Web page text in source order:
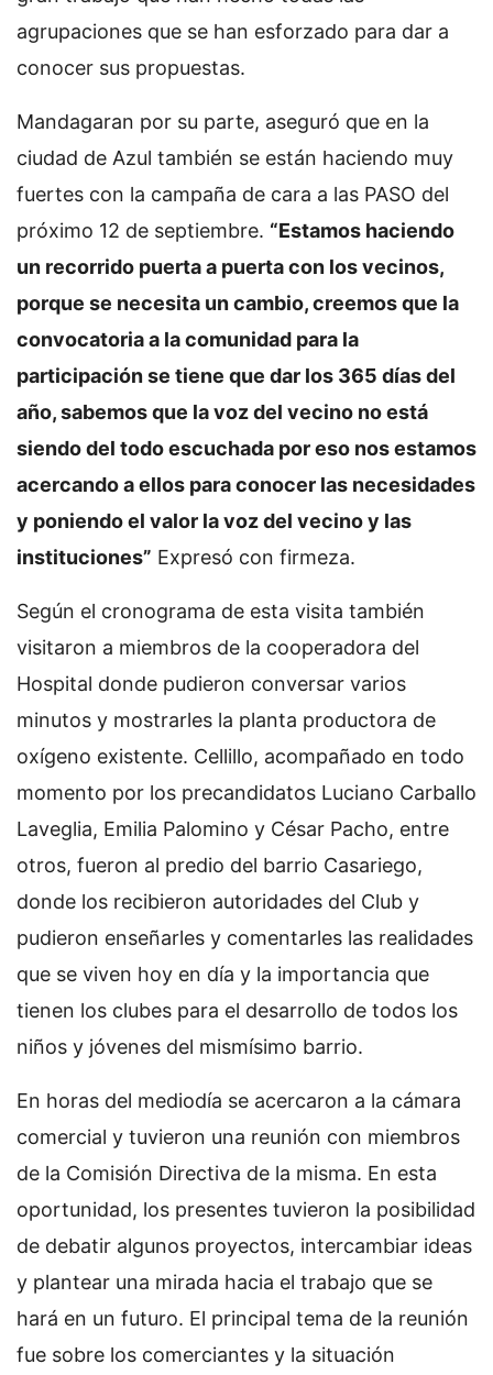
agrupaciones que se han esforzado para dar a
conocer sus propuestas.
Mandagaran por su parte, aseguró que en la
ciudad de Azul también se están haciendo muy
fuertes con la campaña de cara a las PASO del
próximo 12 de septiembre. “Estamos haciendo
un recorrido puerta a puerta con los vecinos,
porque se necesita un cambio, creemos que la
convocatoria a la comunidad para la
participación se tiene que dar los 365 días del
año, sabemos que la voz del vecino no está
siendo del todo escuchada por eso nos estamos
acercando a ellos para conocer las necesidades
y poniendo el valor la voz del vecino y las
instituciones” Expresó con firmeza.
Según el cronograma de esta visita también
visitaron a miembros de la cooperadora del
Hospital donde pudieron conversar varios
minutos y mostrarles la planta productora de
oxígeno existente. Cellillo, acompañado en todo
momento por los precandidatos Luciano Carballo
Laveglia, Emilia Palomino y César Pacho, entre
otros, fueron al predio del barrio Casariego,
donde los recibieron autoridades del Club y
pudieron enseñarles y comentarles las realidades
que se viven hoy en día y la importancia que
tienen los clubes para el desarrollo de todos los
niños y jóvenes del mismísimo barrio.
En horas del mediodía se acercaron a la cámara
comercial y tuvieron una reunión con miembros
de la Comisión Directiva de la misma. En esta
oportunidad, los presentes tuvieron la posibilidad
de debatir algunos proyectos, intercambiar ideas
y plantear una mirada hacia el trabajo que se
hará en un futuro. El principal tema de la reunión
fue sobre los comerciantes y la situación